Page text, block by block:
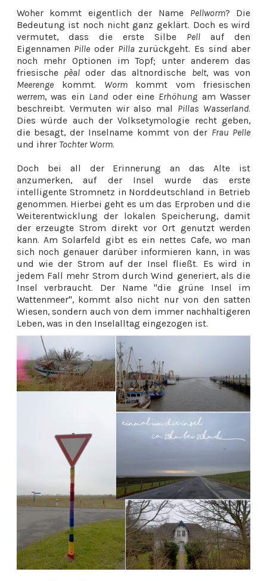
Woher kommt eigentlich der Name Pellworm? Die
Bedeutung ist noch nicht ganz geklärt. Doch es wird
vermutet, dass die erste Silbe Pell auf den
Eigennamen Pille oder Pillazurückgeht. Es sind aber
noch mehr Optionen im Topf; unter anderem das
friesische pèaloder das altnordische belt, was von
Meerengekommt. Wormkommt vom friesischen
werrem, was ein Land oder eine Erhöhungam Wasser
beschreibt. Vermuten wir also mal Pillas Wasserland.
Dies würde auch der Volksetymologie recht geben,
die besagt, der Inselname kommt von der Frau Pelle
und ihrer Tochter Worm.
Doch bei all der Erinnerung an das Alte ist
anzumerken, auf der Insel wurde das erste
intelligente Stromnetz in Norddeutschland in Betrieb
genommen. Hierbei geht es um das Erproben und die
Weiterentwicklung der lokalen Speicherung, damit
der erzeugte Strom direkt vor Ort genutzt werden
kann. Am Solarfeld gibt es ein nettes Cafe, wo man
sich noch genauer darüber informieren kann, in was
und wie der Strom auf der Insel fließt. Es wird in
jedem Fall mehr Strom durch Wind generiert, als die
Insel verbraucht. Der Name "die grüne Insel im
Wattenmeer", kommt also nicht nur von den satten
Wiesen, sondern auch von dem immer nachhaltigeren
Leben, was in den Inselalltag eingezogen ist.